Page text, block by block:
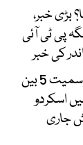
بڑی خبر،
پی ٹی آئی
کی خبر
براڈ پیک سانحہ: نرمل پرجا سمیت 5 بین
اسکردو